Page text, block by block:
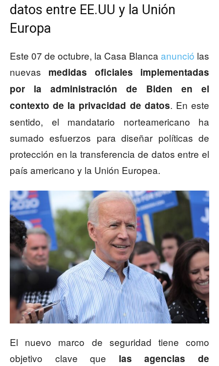
datos entre EE.UU y la Unión
Europa
Este 07 de octubre, la Casa Blanca anunció las
nuevas medidas oficiales implementadas
por la administración de Biden en el
contexto de la privacidad de datos. En este
sentido, el mandatario norteamericano ha
sumado esfuerzos para diseñar políticas de
protección en la transferencia de datos entre el
país americano y la Unión Europea.
El nuevo marco de seguridad tiene como
objetivo clave que las agencias de